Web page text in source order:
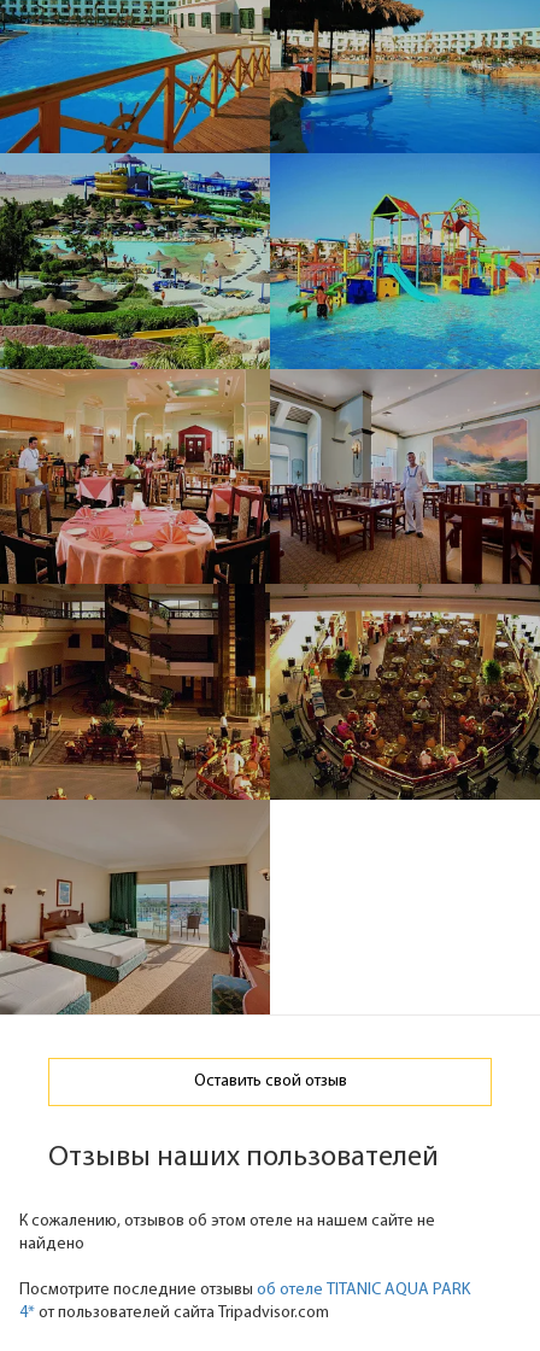
Оставить свой отзыв
Отзывы наших пользователей
К сожалению, отзывов об этом отеле на нашем сайте не
найдено
Посмотрите последние отзывы об отеле TITANIC AQUA PARK
4* от пользователей сайта Tripadvisor.com